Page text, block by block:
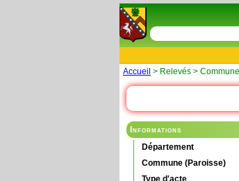
Accueil > Relevés >
Informations
Département
Commune (Paroisse)
Type d'acte